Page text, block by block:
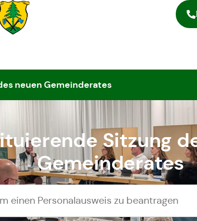
neuen Gemeinderates
Sitzung
Gemeinderates